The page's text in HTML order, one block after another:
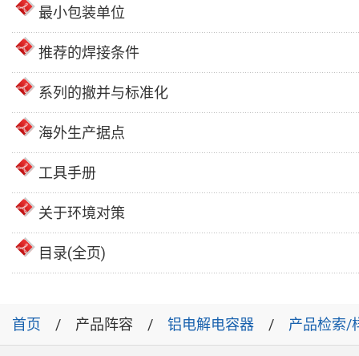
最小包装单位
推荐的焊接条件
系列的撤并与标准化
海外生产据点
工具手册
关于环境对策
目录(全页)
首页 产品阵容 铝电解电容器 产品检索/